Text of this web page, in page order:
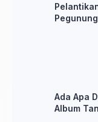
Ada Apa
Album